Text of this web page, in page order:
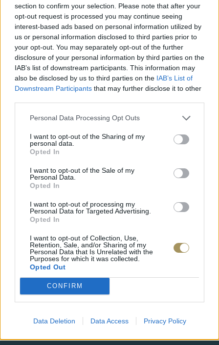
section to confirm your selection. Please note that after your
opt-out request is processed you may continue seeing
interest-based ads based on personal information utilized by
us or personal information disclosed to third parties prior to
your opt-out. You may separately opt-out of the further
disclosure of your personal information by third parties on the
IAB’s list of downstream participants. This information may
also be disclosed by us to third parties on the IAB’s List of
Downstream Participants that may further disclose it to other
Personal Data Processing Opt Outs
I want to opt-out of the Sharing of my
personal data.
Opted In
I want to opt-out of the Sale of my
Personal Data.
Opted In
I want to opt-out of processing my
Personal Data for Targeted Advertising.
Opted In
I want to opt-out of Collection, Use,
Retention, Sale, and/or Sharing of my
Personal Data that Is Unrelated with the
Purposes for which it was collected.
Opted Out
CONFIRM
Data Deletion Data Access Privacy Policy
Επιλογές Που Ταιριάζουν
Ανακαλύψτε τα κοσμήματα που αγαπήθηκαν περισσότερο!
Εδώ θα βρείτε τις κορυφαίες επιλογές που ξεχωρίζουν για
το μοναδικό τους στυλ και την εξαιρετική τους ποιότητα.
ΧΡΥΣΌΣ 18 ΚΑΡΑΤΊΩΝ -10%
ΜΟΝΌΠΕΤΡΟ ΔΑΧΤΥΛΊΔΙ ΜΕ
ΔΙΑΜΆΝΤΙ 0.35CT
€1.737€